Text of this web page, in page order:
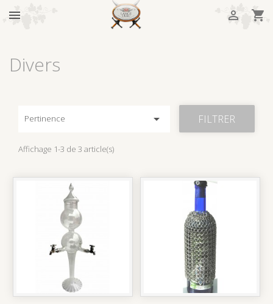
 

Divers
Pertinence  FILTRER
Affichage 1-3 de 3 article(s)